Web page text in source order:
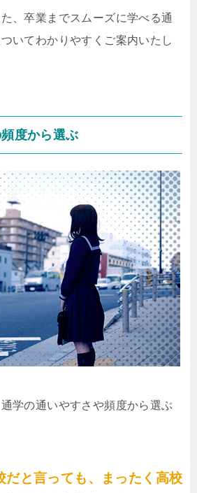
、卒業までスムーズに学べる通
いてわかりやすくご案内いたし
度から選ぶ
学の通いやすさや頻度から選ぶ
だと言っても、まったく高校